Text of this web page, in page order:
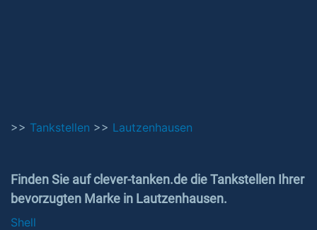
>> Tankstellen >> Lautzenhausen
Finden Sie auf clever-tanken.de die Tankstellen Ihrer
bevorzugten Marke in Lautzenhausen.
Shell